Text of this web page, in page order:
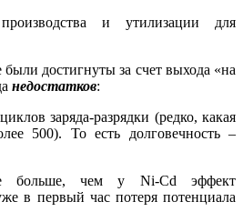
и утилизации для
достигнуты за счет выхода «на
недостатков:
заряда-разрядки (редко, какая
500). То есть долговечность –
больше, чем у Ni-Сd эффект
в первый час потеря потенциала